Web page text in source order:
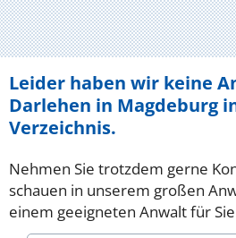
Leider haben wir keine
Darlehen in Magdeburg
Verzeichnis.
Nehmen Sie trotzdem gerne
schauen in unserem großen
einem geeigneten Anwalt für